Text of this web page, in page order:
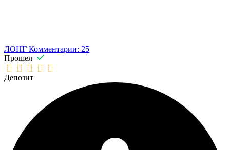
ЛОНГ Комментарии: 25
Прошел
Депозит